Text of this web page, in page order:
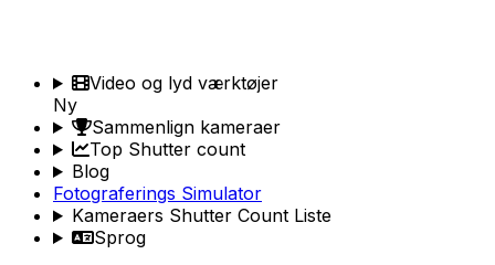
Video og lyd værktøjer
Ny
Sammenlign kameraer
Top Shutter count
Blog
Fotograferings Simulator
Kameraers Shutter Count Liste
Sprog